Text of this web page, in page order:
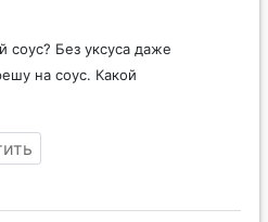
соус? Без уксуса даже
на соус. Какой